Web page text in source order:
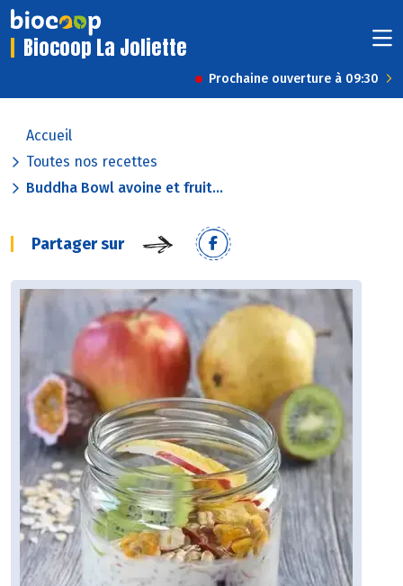
Biocoop La Joliette
Prochaine ouverture à 09:30
Accueil
Toutes nos recettes
Buddha Bowl avoine et fruit...
Partager sur